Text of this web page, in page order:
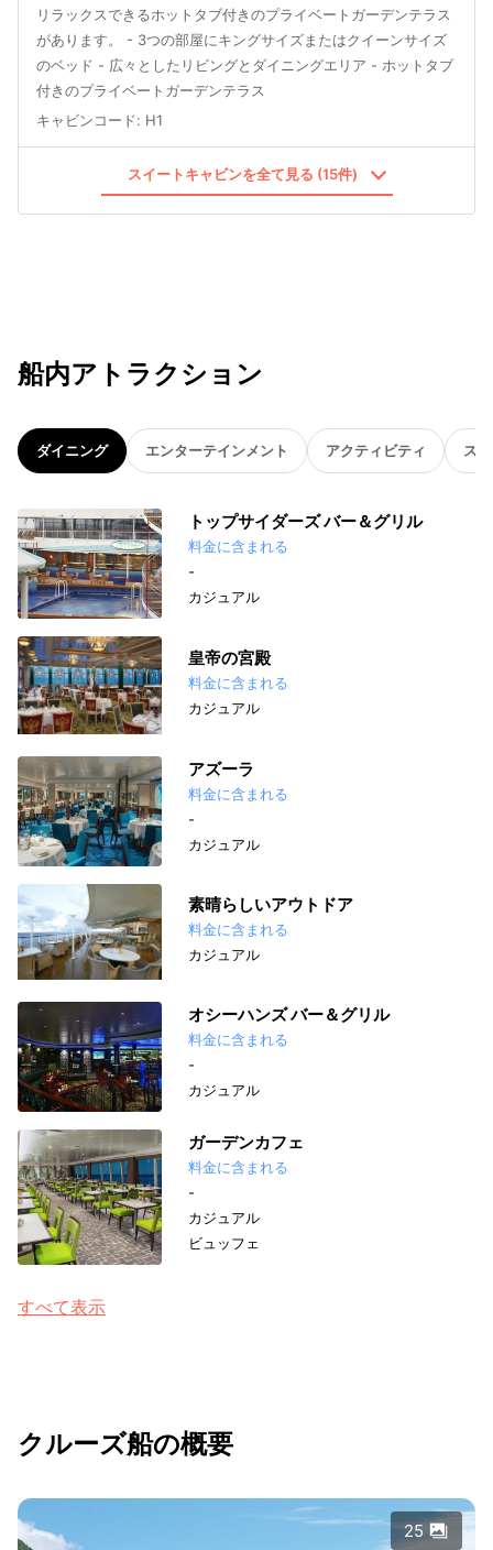
リラックスできるホットタブ付きのプライベートガーデンテラス
があります。 - 3つの部屋にキングサイズまたはクイーンサイズ
のベッド - 広々としたリビングとダイニングエリア - ホットタブ
付きのプライベートガーデンテラス
キャビンコード: H1
スイートキャビンを全て見る (15件)
船内アトラクション
ダイニング エンターテインメント アクティビティ ス
トップサイダーズ バー＆グリル
料金に含まれる
-
カジュアル
皇帝の宮殿
料金に含まれる
カジュアル
アズーラ
料金に含まれる
-
カジュアル
素晴らしいアウトドア
料金に含まれる
カジュアル
オシーハンズ バー＆グリル
料金に含まれる
-
カジュアル
ガーデンカフェ
料金に含まれる
-
カジュアル
ビュッフェ
すべて表示
クルーズ船の概要
25